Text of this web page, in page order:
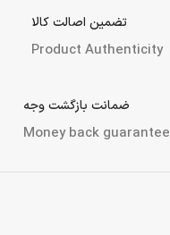
تضمین اصالت کالا
Product Authenticity
ضمانت بازگشت وجه
Money back guarantee